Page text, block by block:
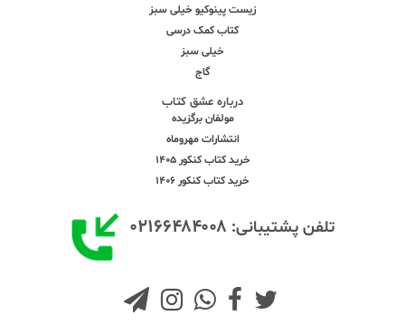
زیست پینوکیو خیلی سبز
کتاب کمک درسی
خیلی سبز
گاج
درباره عشق کتاب
مولفان برگزیده
انتشارات مهروماه
خرید کتاب کنکور 1405
خرید کتاب کنکور 1406
تلفن پشتیبانی: ۰۲۱۶۶۴۸۴۰۰۸